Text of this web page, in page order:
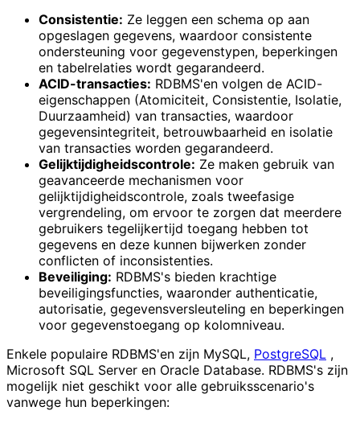
Consistentie: Ze leggen een schema op aan
opgeslagen gegevens, waardoor consistente
ondersteuning voor gegevenstypen, beperkingen
en tabelrelaties wordt gegarandeerd.
ACID-transacties: RDBMS'en volgen de ACID-
eigenschappen (Atomiciteit, Consistentie, Isolatie,
Duurzaamheid) van transacties, waardoor
gegevensintegriteit, betrouwbaarheid en isolatie
van transacties worden gegarandeerd.
Gelijktijdigheidscontrole: Ze maken gebruik van
geavanceerde mechanismen voor
gelijktijdigheidscontrole, zoals tweefasige
vergrendeling, om ervoor te zorgen dat meerdere
gebruikers tegelijkertijd toegang hebben tot
gegevens en deze kunnen bijwerken zonder
conflicten of inconsistenties.
Beveiliging: RDBMS's bieden krachtige
beveiligingsfuncties, waaronder authenticatie,
autorisatie, gegevensversleuteling en beperkingen
voor gegevenstoegang op kolomniveau.
Enkele populaire RDBMS'en zijn MySQL, PostgreSQL ,
Microsoft SQL Server en Oracle Database. RDBMS's zijn
mogelijk niet geschikt voor alle gebruiksscenario's
vanwege hun beperkingen: